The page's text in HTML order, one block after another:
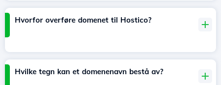
Hvorfor overføre domenet til Hostico?
Hvilke tegn kan et domenenavn bestå av?